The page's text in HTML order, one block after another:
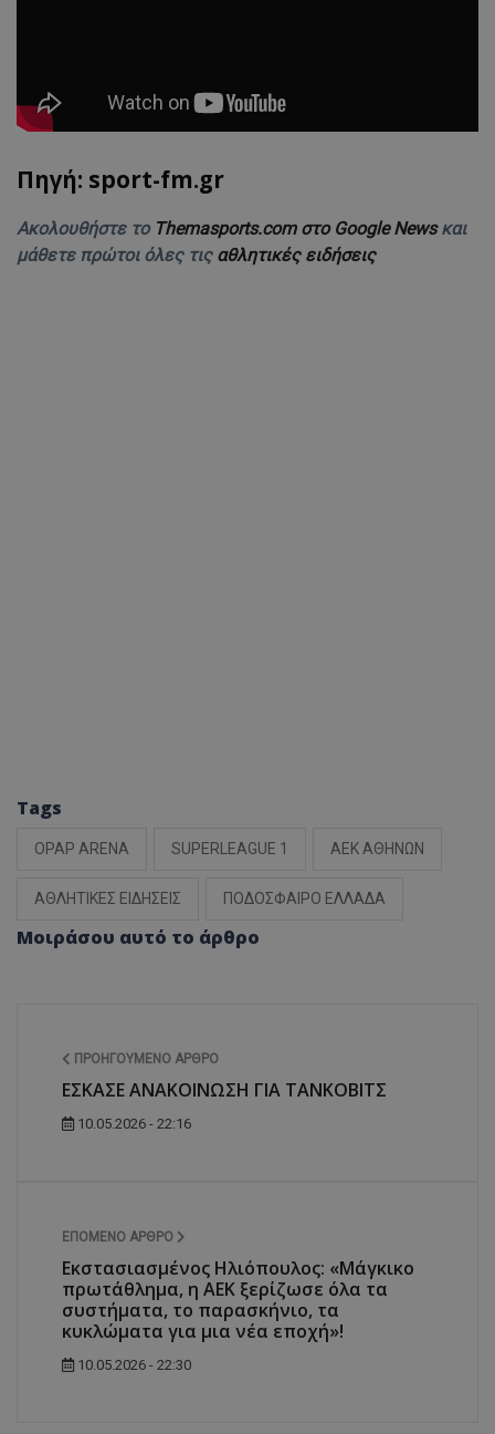
Πηγή: sport-fm.gr
Ακολουθήστε το Themasports.com στο Google Newsκαι
μάθετε πρώτοι όλες τις αθλητικές ειδήσεις
Tags
OPAP ARENA SUPERLEAGUE 1 ΑΕΚ ΑΘΗΝΩΝ
ΑΘΛΗΤΙΚΕΣ ΕΙΔΗΣΕΙΣ ΠΟΔΟΣΦΑΙΡΟ ΕΛΛΑΔΑ
Μοιράσου αυτό το άρθρο
ΠΡΟΗΓΟΎΜΕΝΟ ΆΡΘΡΟ
ΕΣΚΑΣΕ ΑΝΑΚΟΙΝΩΣΗ ΓΙΑ ΤΑΝΚΟΒΙΤΣ
10.05.2026 - 22:16
ΕΠΌΜΕΝΟ ΆΡΘΡΟ
Εκστασιασμένος Ηλιόπουλος: «Μάγκικο
πρωτάθλημα, η ΑΕΚ ξερίζωσε όλα τα
συστήματα, το παρασκήνιο, τα
κυκλώματα για μια νέα εποχή»!
10.05.2026 - 22:30